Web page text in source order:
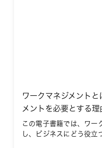
ワークマネジメント
メントを必要とする理
この電子書籍では、ワー
し、ビジネスにどう役立